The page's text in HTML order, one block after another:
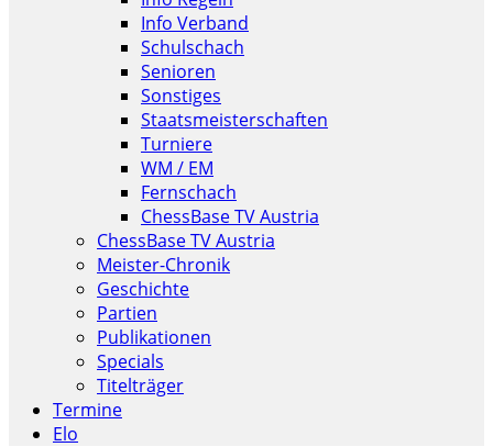
Info Verband
Schulschach
Senioren
Sonstiges
Staatsmeisterschaften
Turniere
WM / EM
Fernschach
ChessBase TV Austria
ChessBase TV Austria
Meister-Chronik
Geschichte
Partien
Publikationen
Specials
Titelträger
Termine
Elo